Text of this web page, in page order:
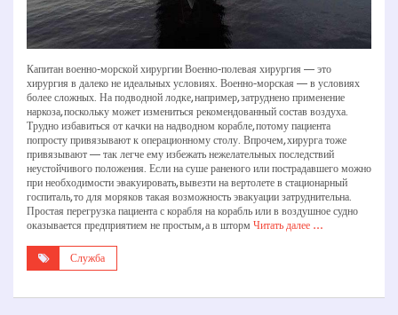
Капитан военно-морской хирургии Военно-полевая хирургия — это
хирургия в далеко не идеальных условиях. Военно-морская — в условиях
более сложных. На подводной лодке, например, затруднено применение
наркоза, поскольку может измениться рекомендованный состав воздуха.
Трудно избавиться от качки на надводном корабле, потому пациента
попросту привязывают к операционному столу. Впрочем, хирурга тоже
привязывают — так легче ему избежать нежелательных последствий
неустойчивого положения. Если на суше раненого или пострадавшего можно
при необходимости эвакуировать, вывезти на вертолете в стационарный
госпиталь, то для моряков такая возможность эвакуации затруднительна.
Простая перегрузка пациента с корабля на корабль или в воздушное судно
оказывается предприятием не простым, а в шторм Читать далее …
Служба